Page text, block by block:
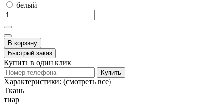
белый
В корзину
Быстрый заказ
Купить в один клик
Купить
Характеристики: (смотреть все)
Ткань
тиар